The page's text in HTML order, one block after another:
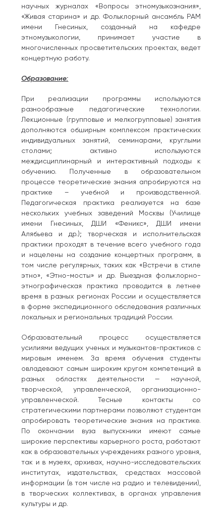
научных журналах «Вопросы этномузыкознания»,
«Живая старина» и др. Фольклорный ансамбль РАМ
имени Гнесиных, созданный на кафедре
этномузыкологии, принимает участие в
многочисленных просветительских проектах, ведет
концертную работу.
Образование:
При реализации программы используются
разнообразные педагогические технологии.
Лекционные (групповые и мелкогрупповые) занятия
дополняются обширным комплексом практических
индивидуальных занятий, семинарами, круглыми
столами; активно используются
междисциплинарный и интерактивный подходы к
обучению. Полученные в образовательном
процессе теоретические знания апробируются на
практике – учебной и производственной.
Педагогическая практика реализуется на базе
нескольких учебных заведений Москвы (Училище
имени Гнесиных, ДШИ «Феникс», ДШИ имени
Алябьева и др.); творческая и исполнительская
практики проходят в течение всего учебного года
и нацелены на создание концертных программ, в
том числе регулярных, таких как «Встречи в стиле
этно», «Этно-мосты» и др. Выездная фольклорно-
этнографическая практика проводится в летнее
время в разных регионах России и осуществляется
в форме экспедиционного обследования различных
локальных и региональных традиций России.
Образовательный процесс осуществляется
усилиями ведущих ученых и музыкантов-практиков с
мировым именем. За время обучения студенты
овладевают самым широким кругом компетенций в
разных областях деятельности — научной,
творческой, управленческой, организационно-
управленческой. Тесные контакты со
стратегическими партнерами позволяют студентам
апробировать теоретические знания на практике.
По окончании вуза выпускники имеют самые
широкие перспективы карьерного роста, работают
как в образовательных учреждениях разного уровня,
так и в музеях, архивах, научно-исследовательских
институтах, издательствах, средствах массовой
информации (в том числе на радио и телевидении),
в творческих коллективах, в органах управления
культуры и др.